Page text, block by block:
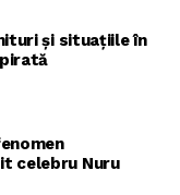
și situațiile în
celebru Nuru